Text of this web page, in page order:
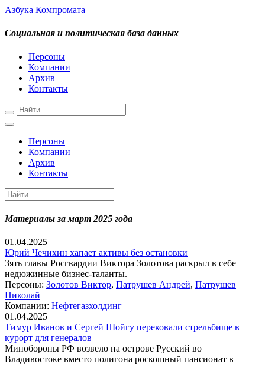
Азбука Компромата
Социальная и политическая база данных
Персоны
Компании
Архив
Контакты
Персоны
Компании
Архив
Контакты
Материалы за март 2025 года
01.04.2025
Юрий Чечихин хапает активы без остановки
Зять главы Росгвардии Виктора Золотова раскрыл в себе
недюжинные бизнес-таланты.
Персоны: Золотов Виктор, Патрушев Андрей, Патрушев
Николай
Компании: Нефтегазхолдинг
01.04.2025
Тимур Иванов и Сергей Шойгу перековали стрельбище в
курорт для генералов
Минобороны РФ возвело на острове Русский во
Владивостоке вместо полигона роскошный пансионат в